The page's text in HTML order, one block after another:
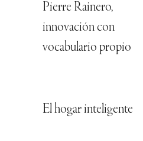
Pierre Rainero,
innovación con
vocabulario propio
El hogar inteligente